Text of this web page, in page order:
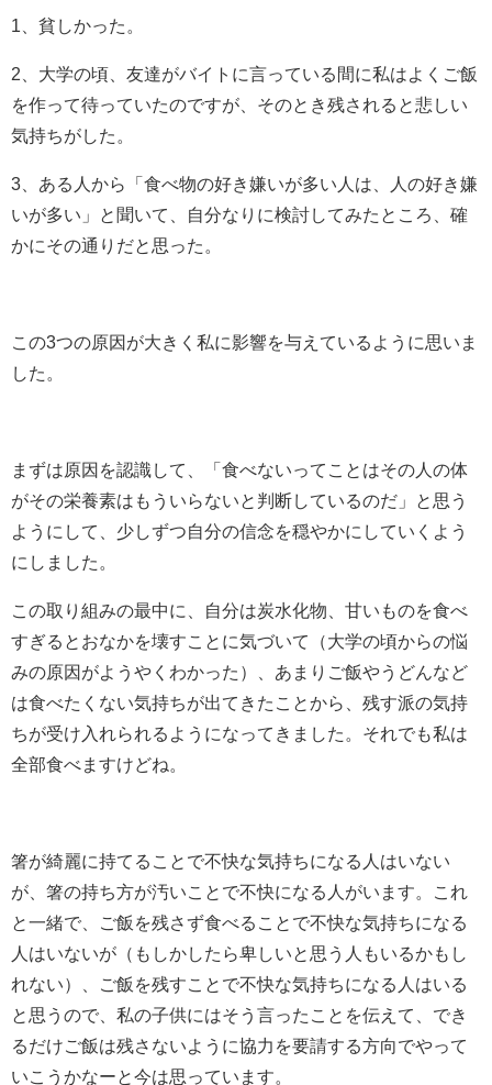
1、貧しかった。
2、大学の頃、友達がバイトに言っている間に私はよくご飯
を作って待っていたのですが、そのとき残されると悲しい
気持ちがした。
3、ある人から「食べ物の好き嫌いが多い人は、人の好き嫌
いが多い」と聞いて、自分なりに検討してみたところ、確
かにその通りだと思った。
この3つの原因が大きく私に影響を与えているように思いま
した。
まずは原因を認識して、「食べないってことはその人の体
がその栄養素はもういらないと判断しているのだ」と思う
ようにして、少しずつ自分の信念を穏やかにしていくよう
にしました。
この取り組みの最中に、自分は炭水化物、甘いものを食べ
すぎるとおなかを壊すことに気づいて（大学の頃からの悩
みの原因がようやくわかった）、あまりご飯やうどんなど
は食べたくない気持ちが出てきたことから、残す派の気持
ちが受け入れられるようになってきました。それでも私は
全部食べますけどね。
箸が綺麗に持てることで不快な気持ちになる人はいない
が、箸の持ち方が汚いことで不快になる人がいます。これ
と一緒で、ご飯を残さず食べることで不快な気持ちになる
人はいないが（もしかしたら卑しいと思う人もいるかもし
れない）、ご飯を残すことで不快な気持ちになる人はいる
と思うので、私の子供にはそう言ったことを伝えて、でき
るだけご飯は残さないように協力を要請する方向でやって
いこうかなーと今は思っています。